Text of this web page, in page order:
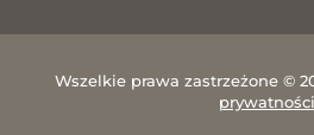
Wszelkie prawa zastrzeżone ©
prywatności